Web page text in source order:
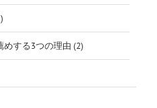
する3つの理由 (2)